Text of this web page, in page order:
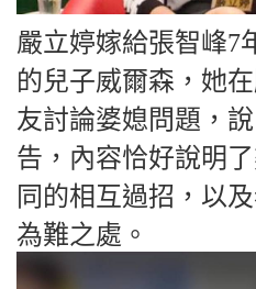
嚴立婷嫁給張智峰7
的兒子威爾森，她
友討論婆媳問題，
告，內容恰好說明
同的相互過招，以
為難之處。